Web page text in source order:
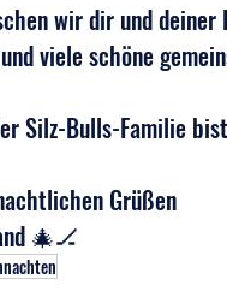
wir dir und
viele schöne
Silz-Bulls-Familie
Grüßen
🎄🏒